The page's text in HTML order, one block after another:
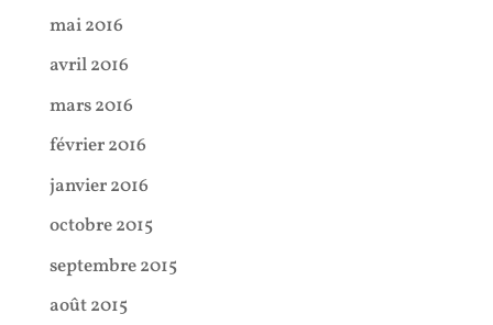
mai 2016
avril 2016
mars 2016
février 2016
janvier 2016
octobre 2015
septembre 2015
août 2015